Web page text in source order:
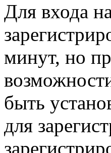
Для входа
минут, но
быть
для